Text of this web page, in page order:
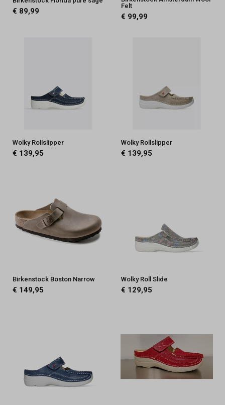
€ 89,99
Felt
€ 99,99
Wolky Rollslipper
€ 139,95
Wolky Rollslipper
€ 139,95
Birkenstock Boston Narrow
€ 149,95
Wolky Roll Slide
€ 129,95